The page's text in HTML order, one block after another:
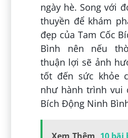
ngày hè. Song với
thuyền để khám
đẹp của Tam Cốc
Bình nên nếu
thuận lợi sẽ ảnh
tốt đến sức khỏe
như hành trình vui
Bích Động Ninh
Xem Thêm 10 bãi